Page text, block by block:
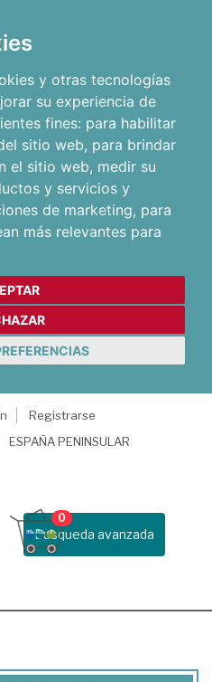
y otras tecnologías
su experiencia de
fines: para habilitar
sitio web, para brindar
el sitio web, medir su
y servicios y
de marketing, para
más relevantes para
Registrarse
ESPAÑA PENINSULAR
Busqueda avanzada
0